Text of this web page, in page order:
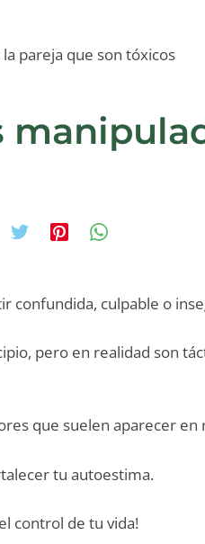
pareja que son tóxicos
confundida, culpable o
pero en realidad son
que suelen aparecer en
tu autoestima.
control de tu vida!